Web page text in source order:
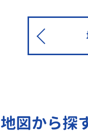
図から探